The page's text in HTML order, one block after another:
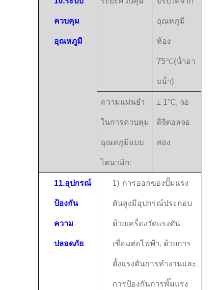
ควบคุม
อุณหภูมิ
อุณหภูมิ
ห้อง
75°C(น้ําอา
บน้ํา)
ความแม่นยํา
ในการควบคุม
อุณหภูมิแบบ
ไดนามิก:
± 1 °C, จอ
ดิจิตอลจอ
สอง
11.อุปกรณ์
ป้องกัน
ความ
ปลอดภัย
1) การออกของปั๊มแรง
ดันสูงมีอุปกรณ์ประกอบ
ด้วยเครื่องวัดแรงดัน
เชื่อมต่อไฟฟ้า, ด้วยการ
ตั้งแรงดันการทํางานและ
การป้องกันการพั๊มแรง